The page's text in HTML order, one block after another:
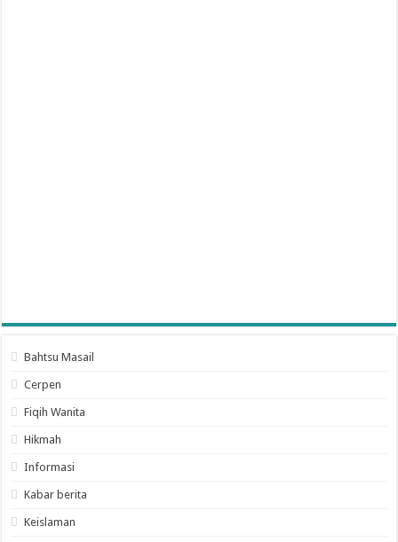
Bahtsu Masail
Cerpen
Fiqih Wanita
Hikmah
Informasi
Kabar berita
Keislaman